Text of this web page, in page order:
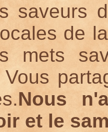
saveurs
de
mets
Vous
Nous
et le